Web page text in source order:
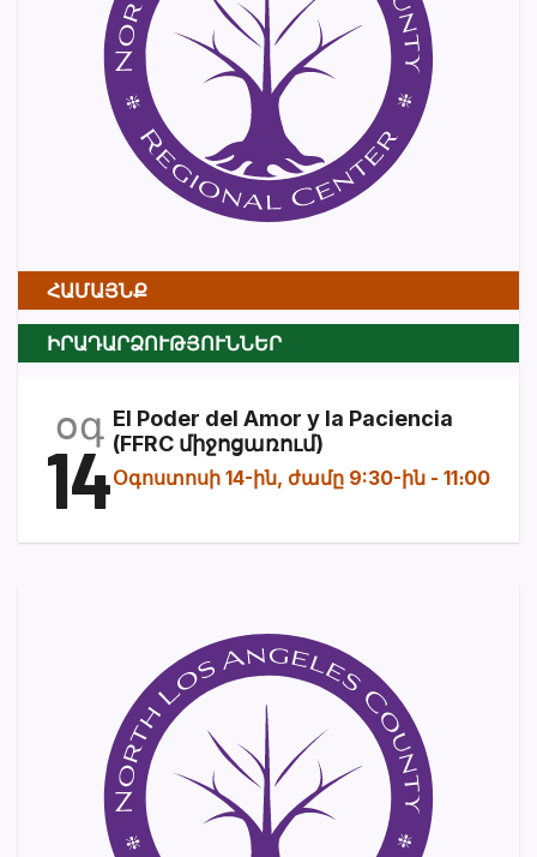
ՀԱՄԱՅՆՔ
ԻՐԱԴԱՐՁՈՒԹՅՈՒՆՆԵՐ
օգ
14
El Poder del Amor y la Paciencia
(FFRC միջոցառում)
Օգոստոսի 14-ին, ժամը 9:30-ին - 11։00